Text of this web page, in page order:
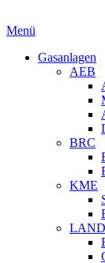
Menü
Gasanlagen
AEB
BRC
KME